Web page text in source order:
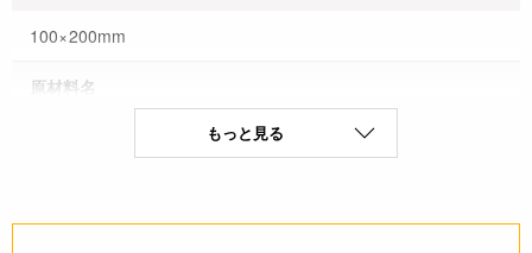
100×200mm
原材料名
食塩(国内製造)、煎り黒ごま、乾燥梅肉、小麦粉、コーンスタ
ーチ／調味料(アミノ酸等)、酸味料、甘味料(ソルビトール)、
もっと見る